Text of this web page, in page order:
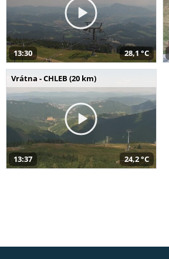
13:30 28,1 °C
Vrátna - CHLEB (20 km)
13:37 24,2 °C